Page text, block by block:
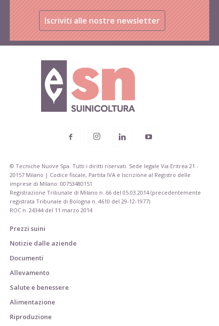
Iscriviti alle nostre newsletter
© Tecniche Nuove Spa. Tutti i diritti riservati. Sede legale Via Eritrea 21 -
20157 Milano | Codice fiscale, Partita IVA e Iscrizione al Registro delle
imprese di Milano: 00753480151
Registrazione Tribunale di Milano n. 66 del 05.03.2014 (precedentemente
registrata Tribunale di Bologna n. 4610 del 29-12-1977)
ROC n. 24344 del 11 marzo 2014
Prezzi suini
Notizie dalle aziende
Documenti
Allevamento
Salute e benessere
Alimentazione
Riproduzione